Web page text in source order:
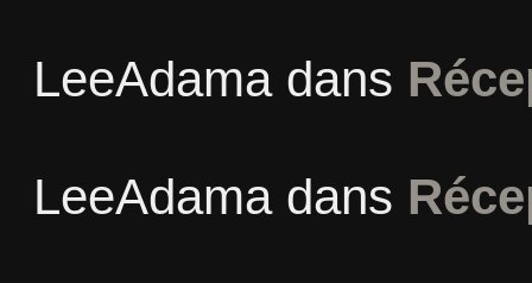
LeeAdamadans
LeeAdamadans